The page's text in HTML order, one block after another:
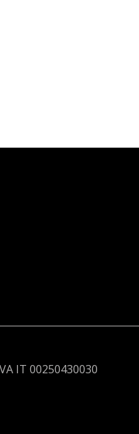
IT 00250430030